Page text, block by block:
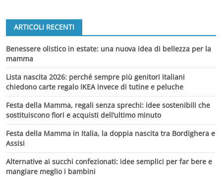
ARTICOLI RECENTI
Benessere olistico in estate: una nuova idea di bellezza per la
mamma
Lista nascita 2026: perché sempre più genitori italiani
chiedono carte regalo IKEA invece di tutine e peluche
Festa della Mamma, regali senza sprechi: idee sostenibili che
sostituiscono fiori e acquisti dell’ultimo minuto
Festa della Mamma in Italia, la doppia nascita tra Bordighera e
Assisi
Alternative ai succhi confezionati: idee semplici per far bere e
mangiare meglio i bambini